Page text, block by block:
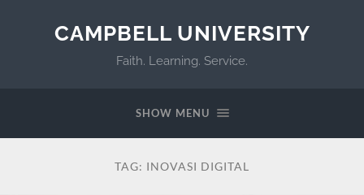
CAMPBELL UNIVERSITY
Faith. Learning. Service.
SHOW MENU
TAG: INOVASI DIGITAL